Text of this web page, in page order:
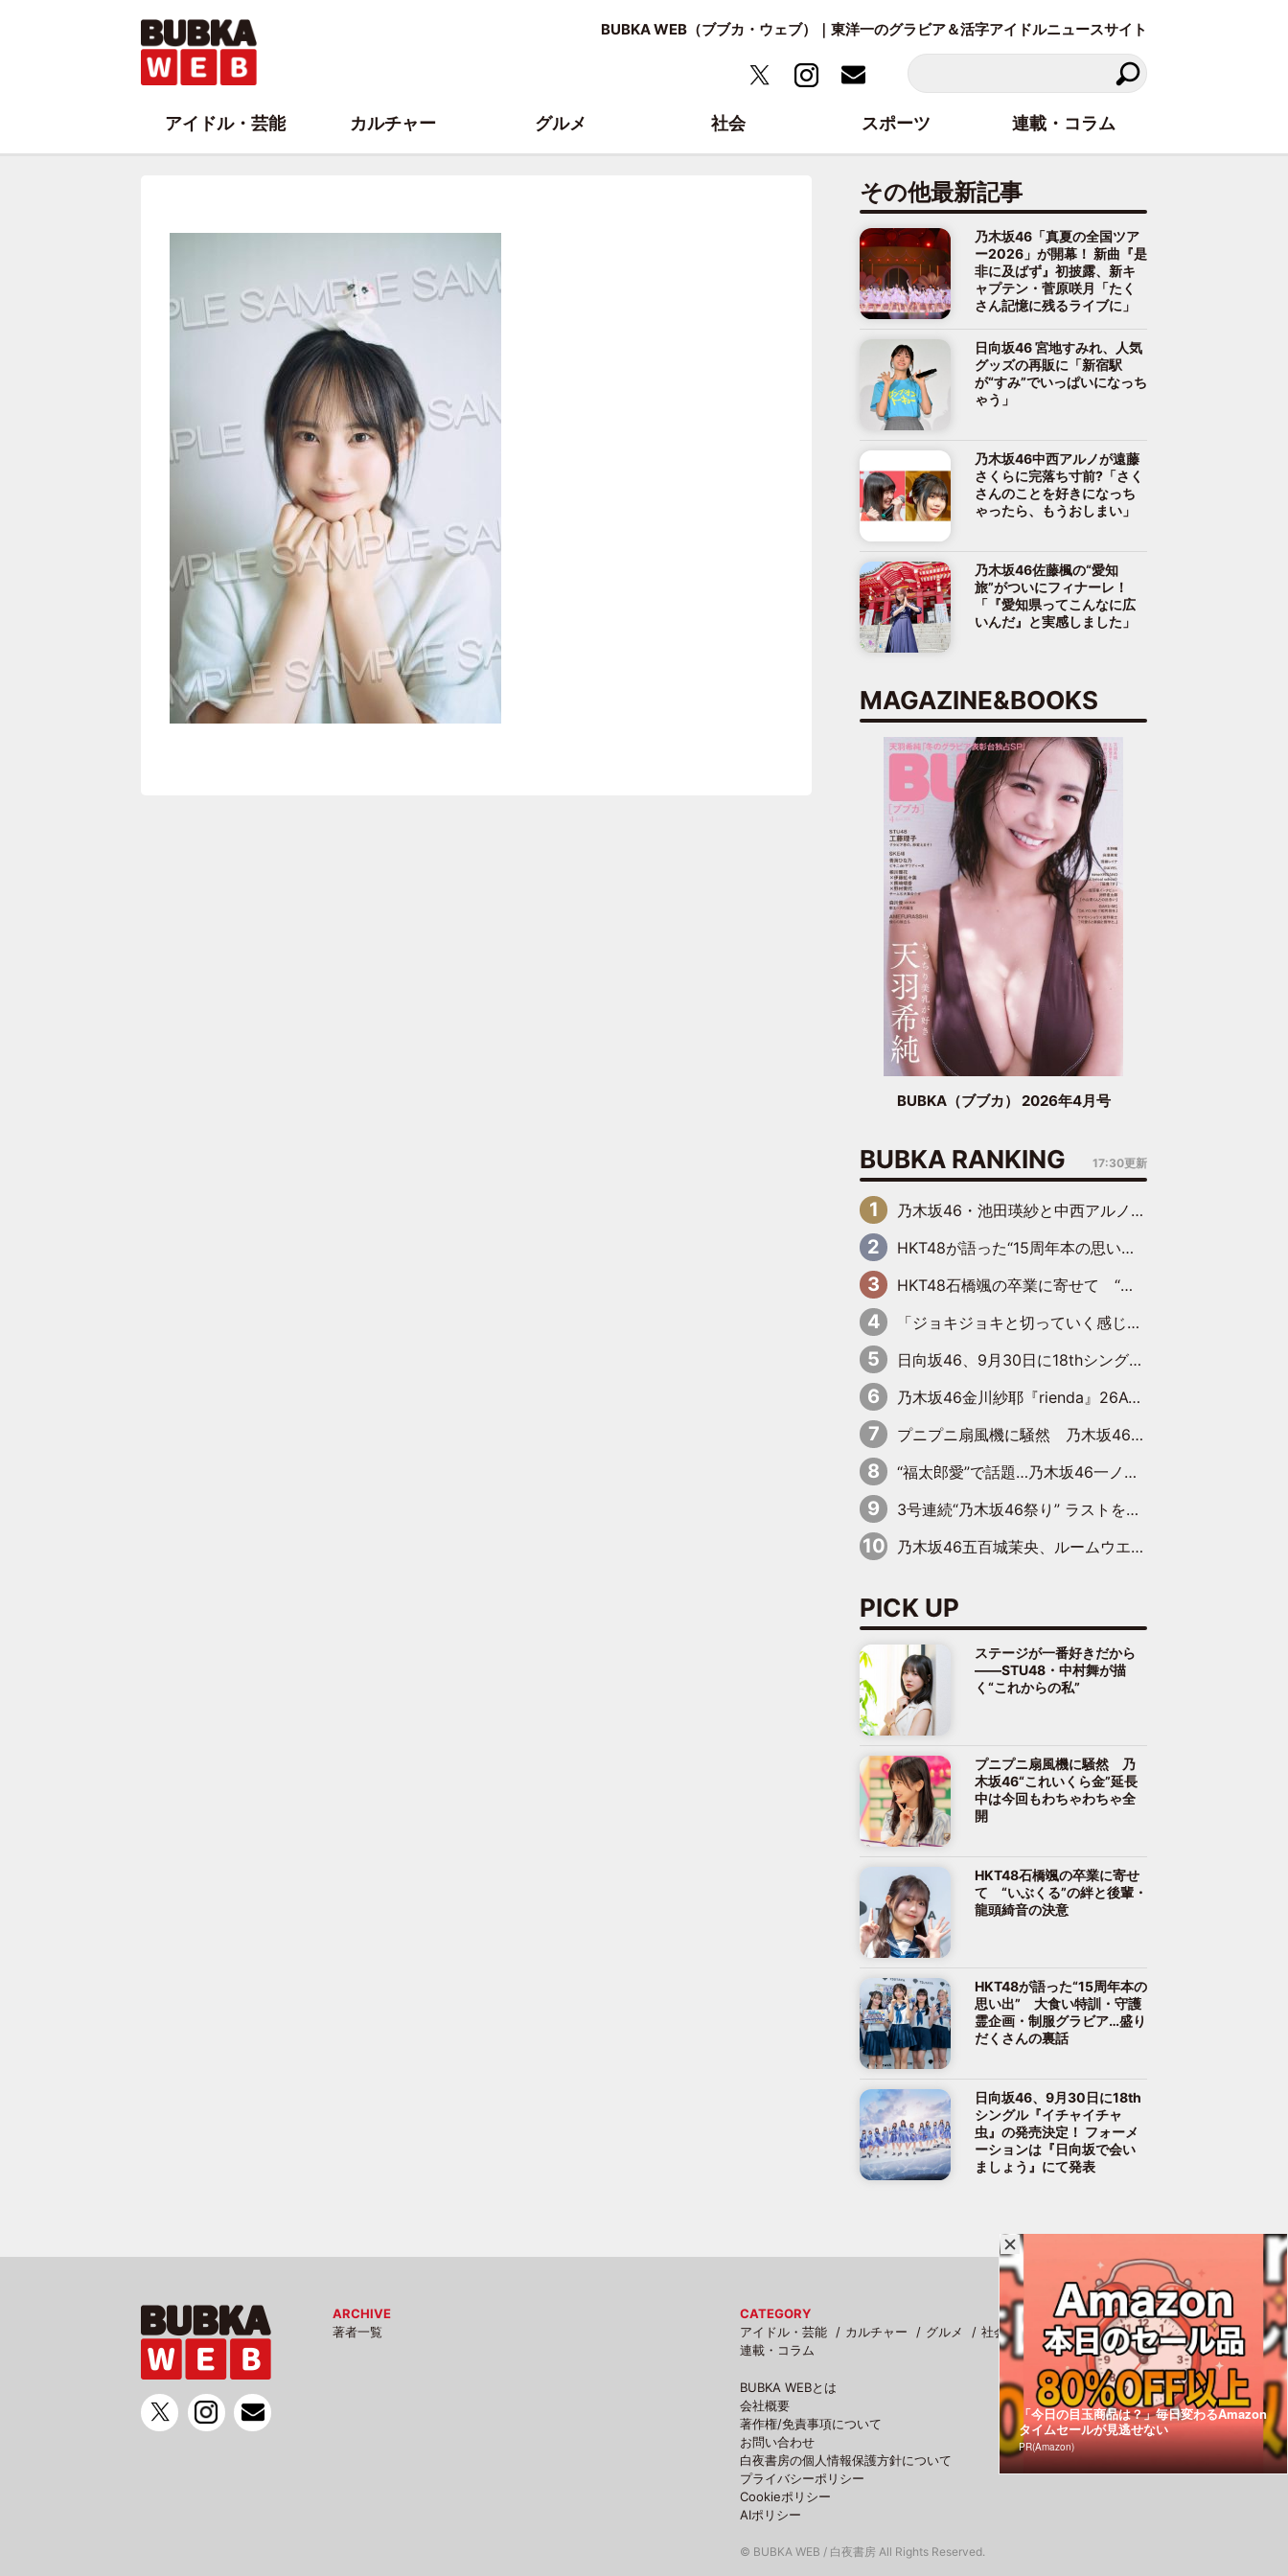
BUBKA WEB（ブブカ・ウェブ）｜東洋一のグラビア＆活字アイドルニュースサイト
その他最新記事
乃木坂46「真夏の全国ツア
ー2026」が開幕！ 新曲『是
非に及ばず』初披露、新キ
ャプテン・菅原咲月「たく
さん記憶に残るライブに」
日向坂46 宮地すみれ、人気
グッズの再販に「新宿駅
が“すみ”でいっぱいになっち
ゃう」
乃木坂46中西アルノが遠藤
さくらに完落ち寸前?「さく
さんのことを好きになっち
ゃったら、もうおしまい」
乃木坂46佐藤楓の“愛知
旅”がついにフィナーレ！
「『愛知県ってこんなに広
いんだ』と実感しました」
MAGAZINE&BOOKS
BUBKA（ブブカ） 2026年4月号
BUBKA RANKING 17:30更新
乃木坂46・池田瑛紗と中西アルノが「真冬のかき氷」騒動で火花散らす！ 因縁の裏にあるのは、逆境をともに“凌”ぐ似た者同士の絆
HKT48が語った“15周年本の思い出” 大食い特訓・守護霊企画・制服グラビア…盛りだくさんの裏話
HKT48石橋颯の卒業に寄せて “いぶくる”の絆と後輩・龍頭綺音の決意
「ジョキジョキと切っていく感じ」STU48中村舞、新しい挑戦は自らの手で
日向坂46、9月30日に18thシングル『イチャイチャ虫』の発売決定！ フォーメーションは『日向坂で会いましょう』にて発表
乃木坂46金川紗耶『rienda』26AW LOOKモデルに就任
プニプニ扇風機に騒然 乃木坂46“これいくら金”延長中は今回もわちゃわちゃ全開
“福太郎愛”で話題…乃木坂46一ノ瀬美空、地元福岡『めんべい25周年トップサポーター』に就任
3号連続“乃木坂46祭り” ラストを飾るのは賀喜遥香…5年ぶりの登場に「5年分大人になった私を見ていただけたら」
乃木坂46五百城茉央、ルームウエアでリラックス「今回のグラビアを見て成長を感じていただけるとうれしい」
PICK UP
ステージが一番好きだから
――STU48・中村舞が描
く“これからの私”
プニプニ扇風機に騒然 乃
木坂46“これいくら金”延長
中は今回もわちゃわちゃ全
開
HKT48石橋颯の卒業に寄せ
て “いぶくる”の絆と後輩・
龍頭綺音の決意
HKT48が語った“15周年本の
思い出” 大食い特訓・守護
霊企画・制服グラビア…盛り
だくさんの裏話
日向坂46、9月30日に18th
シングル『イチャイチャ
虫』の発売決定！ フォーメ
ーションは『日向坂で会い
ましょう』にて発表
ARCHIVE
著者一覧
CATEGORY
アイドル・芸能
カルチャー グルメ 社会
スポーツ
連載・コラム
BUBKA WEBとは
会社概要
著作権/免責事項について
お問い合わせ
白夜書房の個人情報保護方針について
プライバシーポリシー
Cookieポリシー
AIポリシー
© BUBKA WEB / 白夜書房 All Rights Reserved.
アイドル・芸能 カルチャー グルメ 社会 スポーツ 連載・コラム
「今日の目玉商品は？」毎日変わるAmazon
タイムセールが見逃せない
PR(Amazon)